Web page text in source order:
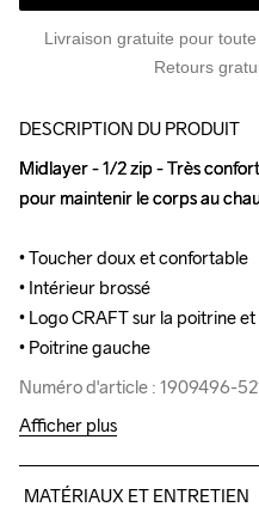
Livraison gratuite pour
Retours
DESCRIPTION DU PRODUIT
Midlayer - 1/2 zip - Très
pour maintenir le corps au
• Toucher doux et confortable
• Intérieur brossé
• Logo CRAFT sur la poitrine
• Poitrine gauche
Numéro d'article : 1909496-
Midlayer - 1/2 zip - Très
pour maintenir le corps au
• Toucher doux et confortable
• Intérieur brossé
• Logo CRAFT sur la poitrine
• Poitrine gauche
Numéro d'article : 1909496-
Afficher plus
MATÉRIAUX ET ENTRETIEN